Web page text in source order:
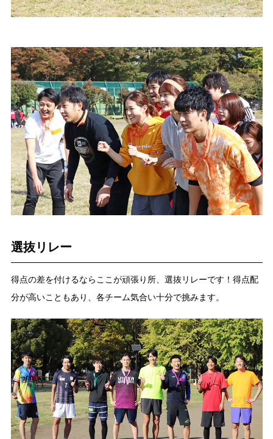
選抜リレー
得点の差を付けるならここが頑張り所、選抜リレーです！得点配
分が高いこともあり、各チーム気合い十分で挑みます。